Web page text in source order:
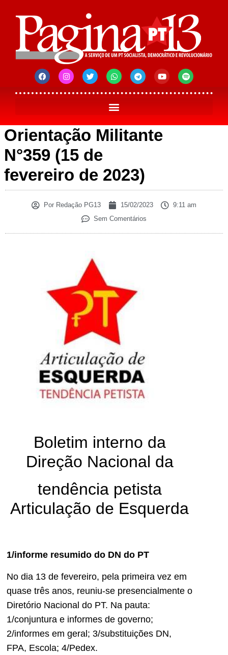
Orientação Militante
N°359 (15 de
fevereiro de 2023)
Por Redação PG13 15/02/2023
9:11 am
Sem Comentários
Boletim interno da
Direção Nacional da
tendência petista
Articulação de Esquerda
1/informe resumido do DN do PT
No dia 13 de fevereiro, pela primeira vez em
quase três anos, reuniu-se presencialmente o
Diretório Nacional do PT. Na pauta:
1/conjuntura e informes de governo;
2/informes em geral; 3/substituições DN,
FPA, Escola; 4/Pedex.